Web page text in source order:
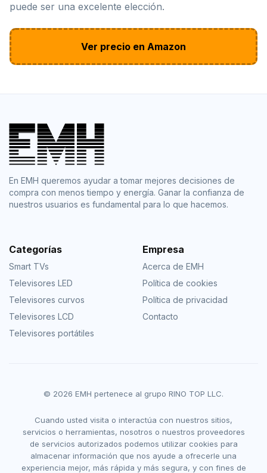
puede ser una excelente elección.
Ver precio en Amazon
En EMH queremos ayudar a tomar mejores decisiones de
compra con menos tiempo y energía. Ganar la confianza de
nuestros usuarios es fundamental para lo que hacemos.
Categorías
Smart TVs
Televisores LED
Televisores curvos
Televisores LCD
Televisores portátiles
Empresa
Acerca de EMH
Política de cookies
Política de privacidad
Contacto
© 2026 EMH pertenece al grupo RINO TOP LLC.
Cuando usted visita o interactúa con nuestros sitios,
servicios o herramientas, nosotros o nuestros proveedores
de servicios autorizados podemos utilizar cookies para
almacenar información que nos ayude a ofrecerle una
experiencia mejor, más rápida y más segura, y con fines de